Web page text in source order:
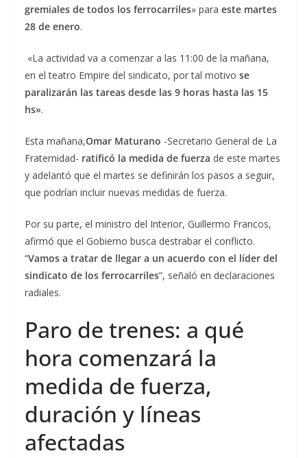
gremiales de todos los ferrocarriles» para este martes
28 de enero.
«La actividad va a comenzar a las 11:00 de la mañana,
en el teatro Empire del sindicato, por tal motivo se
paralizarán las tareas desde las 9 horas hasta las 15
hs».
Esta mañana,Omar Maturano -Secretario General de La
Fraternidad- ratificó la medida de fuerza de este martes
y adelantó que el martes se definirán los pasos a seguir,
que podrían incluir nuevas medidas de fuerza.
Por su parte, el ministro del Interior, Guillermo Francos,
afirmó que el Gobierno busca destrabar el conflicto.
“Vamos a tratar de llegar a un acuerdo con el líder del
sindicato de los ferrocarriles”, señaló en declaraciones
radiales.
Paro de trenes: a qué
hora comenzará la
medida de fuerza,
duración y líneas
afectadas